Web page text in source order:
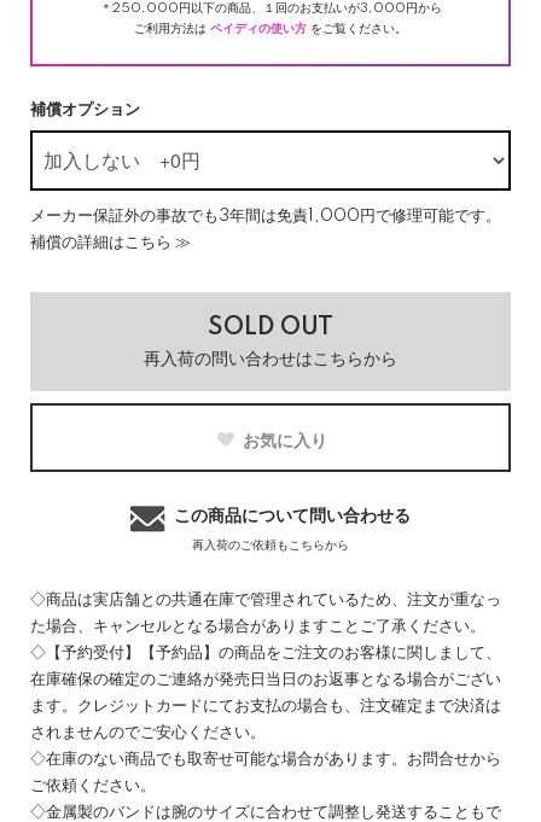
＊250,000円以下の商品、１回のお支払いが3,000円から
ご利用方法は ペイディの使い方 をご覧ください。
補償オプション
メーカー保証外の事故でも3年間は免責1,000円で修理可能です。
補償の詳細はこちら ≫
SOLD OUT
再入荷の問い合わせはこちらから
お気に入り
この商品について問い合わせる
再入荷のご依頼もこちらから
◇商品は実店舗との共通在庫で管理されているため、注文が重なっ
た場合、キャンセルとなる場合がありますことご了承ください。
◇【予約受付】【予約品】の商品をご注文のお客様に関しまして、
在庫確保の確定のご連絡が発売日当日のお返事となる場合がござい
ます。クレジットカードにてお支払の場合も、注文確定まで決済は
されませんのでご安心ください。
◇在庫のない商品でも取寄せ可能な場合があります。お問合せから
ご依頼ください。
◇金属製のバンドは腕のサイズに合わせて調整し発送することもで